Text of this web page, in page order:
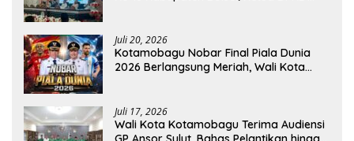
Juli 20, 2026
Kotamobagu Nobar Final Piala Dunia
2026 Berlangsung Meriah, Wali Kota
Juli 17, 2026
Wali Kota Kotamobagu Terima Audiensi